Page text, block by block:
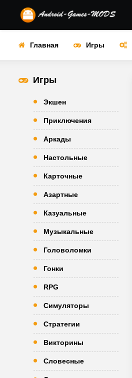
Главная Игры
Игры
Экшен
Приключения
Аркады
Настольные
Карточные
Азартные
Казуальные
Музыкальные
Головоломки
Гонки
RPG
Симуляторы
Стратегии
Викторины
Словесные